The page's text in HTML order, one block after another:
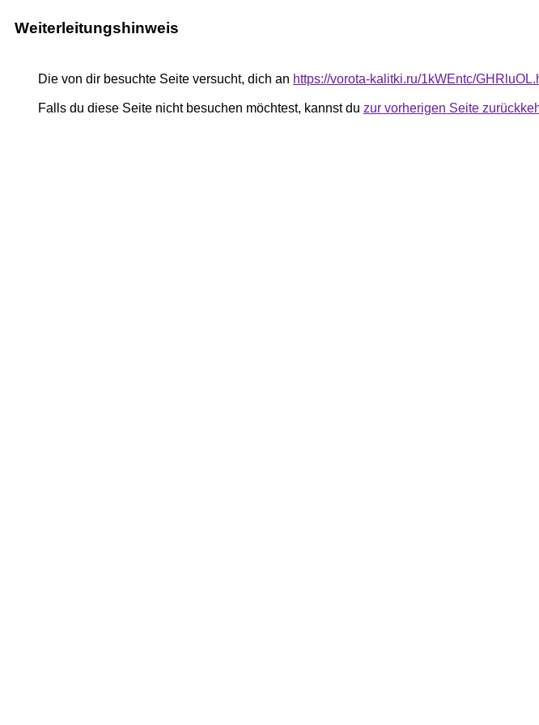
Weiterleitungshinweis
Die von dir besuchte Seite versucht, dich an https://vorota-kalitki.ru/1kWEntc/
Falls du diese Seite nicht besuchen möchtest, kannst du zur vorherigen Seite